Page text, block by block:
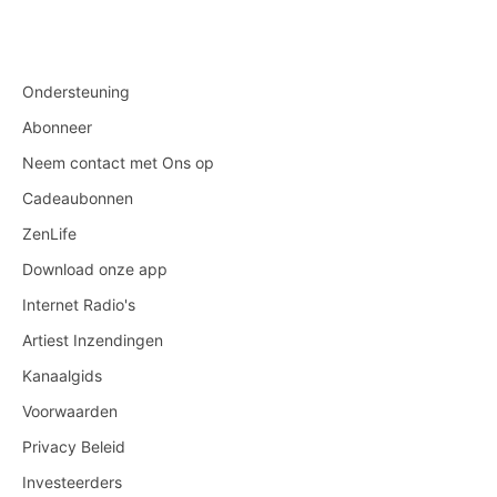
Ondersteuning
Abonneer
Neem contact met Ons op
Cadeaubonnen
ZenLife
Download onze app
Internet Radio's
Artiest Inzendingen
Kanaalgids
Voorwaarden
Privacy Beleid
Investeerders